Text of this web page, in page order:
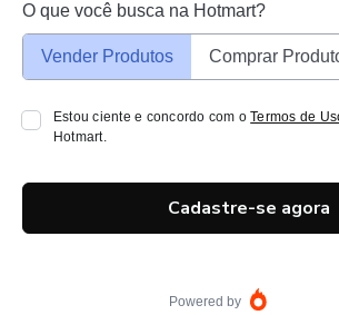
O que você busca na Hotmart?
Vender Produtos Comprar
Estou ciente e concordo com oTermos de
Hotmart.
Cadastre-se agora
Powered by